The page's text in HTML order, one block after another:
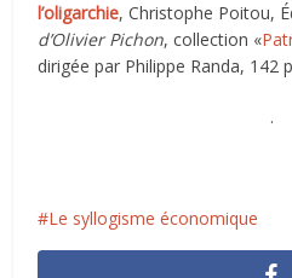
l’oligarchie, Christophe Poitou,
d’Olivier Pichon, collection «
dirigée par Philippe Randa, 142
.
Le syllogisme économique